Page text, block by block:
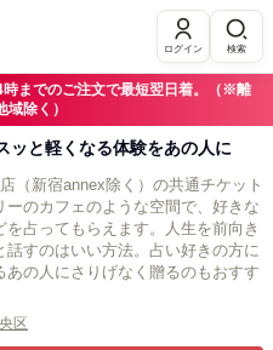
ログイン 検索
時までのご注文で最短翌日着。（※離
域除く）
ッと軽くなる体験をあの人に
（新宿annex除く）の共通チケット
のカフェのような空間で、好きな
占ってもらえます。人生を前向き
すのはいい方法。占い好きの方に
の人にさりげなく贈るのもおすす
区